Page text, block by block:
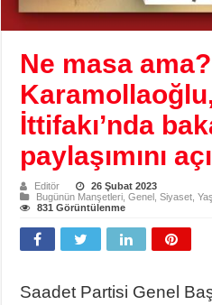
Ne masa ama?
İttifakı’nda
paylaşımını
Editör
26 Şubat 2023
Bugünün Manşetleri ,Genel ,Siyaset ,
831 Görüntülenme
Saadet Partisi Genel